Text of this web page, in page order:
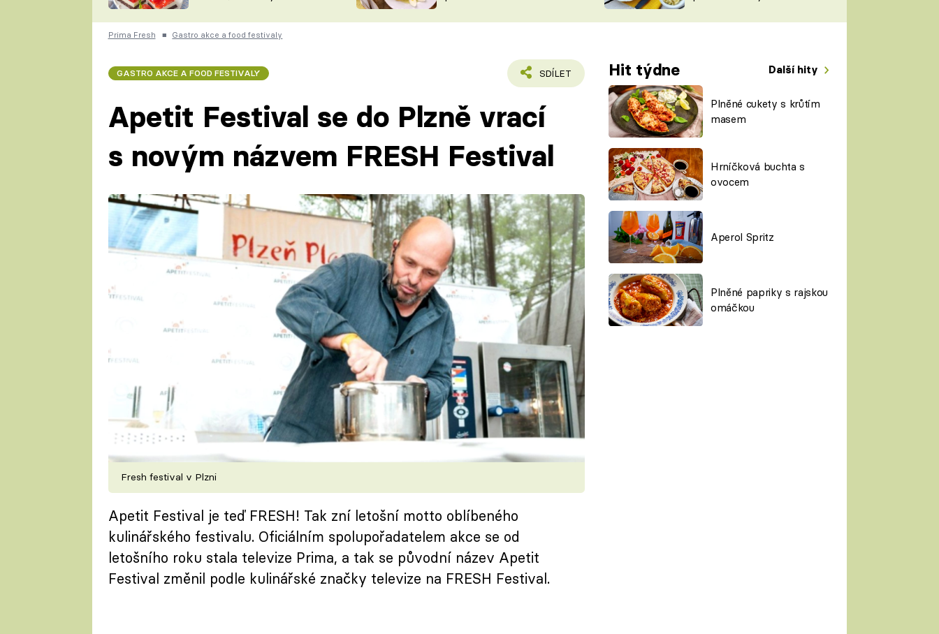
ČESKO NA TALÍŘI
DOMÁCÍ
KUCHAŘKA
VYCHYTÁVKY
ŠÉFREDAKTORKY
ČASOPIS
Prima Fresh ■ Gastro akce a food festivaly
GASTRO AKCE A FOOD FESTIVALY SDÍLET Hit týdne Další hity
Plněné cukety s krůtím
masem
Hrníčková buchta s
ovocem
Aperol Spritz
Plněné papriky s rajskou
omáčkou
Apetit Festival se do Plzně vrací
s novým názvem FRESH Festival
Fresh festival v Plzni
Apetit Festival je teď FRESH! Tak zní letošní motto oblíbeného
kulinářského festivalu. Oficiálním spolupořadatelem akce se od
letošního roku stala televize Prima, a tak se původní název Apetit
Festival změnil podle kulinářské značky televize na FRESH Festival.